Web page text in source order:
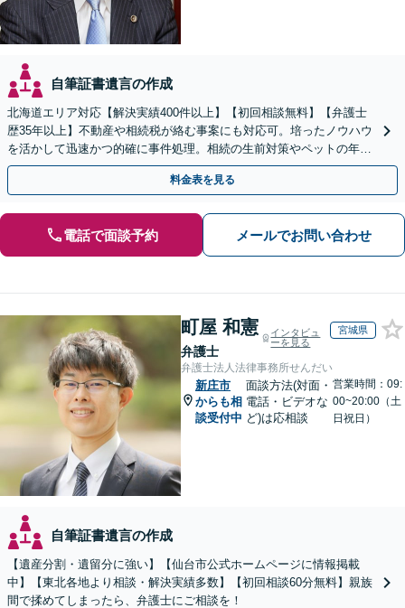
自筆証書遺言の作成
北海道エリア対応【解決実績400件以上】【初回相談無料】【弁護士
歴35年以上】不動産や相続税が絡む事案にも対応可。培ったノウハウ
を活かして迅速かつ的確に事件処理。相続の生前対策やペットの年金
システムもお任せ【完全個室】【自衛隊前駅8分】
料金表を見る
電話で面談予約 メールでお問い合わせ
町屋 和憲
弁護士
インタビュ
ーを見る
宮城県
弁護士法人法律事務所せんだい
新庄市
からも相
談受付中
面談方法(対面・
電話・ビデオな
ど)は応相談
営業時間：09:
00~20:00（土
日祝日）
自筆証書遺言の作成
【遺産分割・遺留分に強い】【仙台市公式ホームページに情報掲載
中】【東北各地より相談・解決実績多数】【初回相談60分無料】親族
間で揉めてしまったら、弁護士にご相談を！